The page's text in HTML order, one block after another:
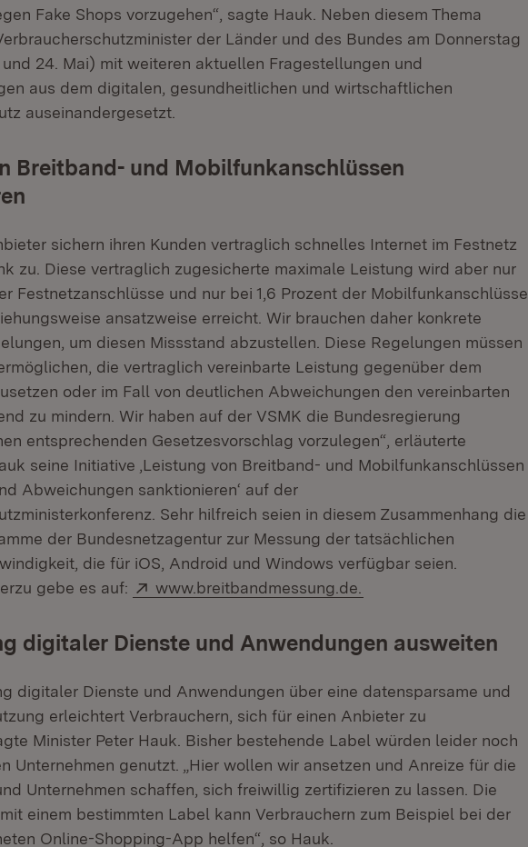
Fake Shops vorzugehen“, sagte Hauk. Neben diesem Thema
der Länder und des Bundes am Donnerstag
24. Mai) mit weiteren aktuellen Fragestellungen und
aus dem digitalen, gesundheitlichen und wirtschaftlichen
auseinandergesetzt.
Breitband- und Mobilfunkanschlüssen
sichern ihren Kunden vertraglich schnelles Internet im Festnetz
zu. Diese vertraglich zugesicherte maximale Leistung wird aber nur
Festnetzanschlüsse und nur bei 1,6 Prozent der Mobilfunkanschlüsse
ansatzweise erreicht. Wir brauchen daher konkrete
um diesen Missstand abzustellen. Diese Regelungen müssen
die vertraglich vereinbarte Leistung gegenüber dem
oder im Fall von deutlichen Abweichungen den vereinbarten
zu mindern. Wir haben auf der VSMK die Bundesregierung
entsprechenden Gesetzesvorschlag vorzulegen“, erläuterte
seine Initiative ‚Leistung von Breitband- und Mobilfunkanschlüssen
Abweichungen sanktionieren‘ auf der
Sehr hilfreich seien in diesem Zusammenhang die
der Bundesnetzagentur zur Messung der tatsächlichen
die für iOS, Android und Windows verfügbar seien.
gebe es auf:
Extern:
www.breitbandmessung.de.
digitaler Dienste und Anwendungen ausweiten
digitaler Dienste und Anwendungen über eine datensparsame und
erleichtert Verbrauchern, sich für einen Anbieter zu
Minister Peter Hauk. Bisher bestehende Label würden leider noch
Unternehmen genutzt. „Hier wollen wir ansetzen und Anreize für die
Unternehmen schaffen, sich freiwillig zertifizieren zu lassen. Die
einem bestimmten Label kann Verbrauchern zum Beispiel bei der
Online-Shopping-App helfen“, so Hauk.